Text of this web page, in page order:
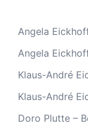
Angela
Angela
Klaus-André
Klaus-André
Doro Plutte –